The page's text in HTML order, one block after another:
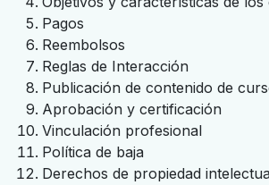
Pagos
Reembolsos
Reglas de Interacción
Publicación de contenido de
Aprobación y certificación
Vinculación profesional
Política de baja
Derechos de propiedad